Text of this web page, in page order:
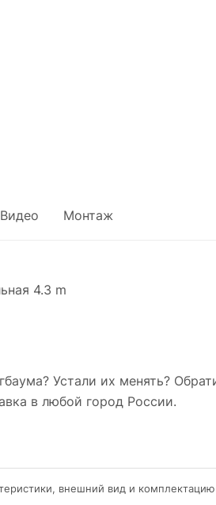
Видео Монтаж
4.3 m
Устали их менять?
в любой город России.
внешний вид и